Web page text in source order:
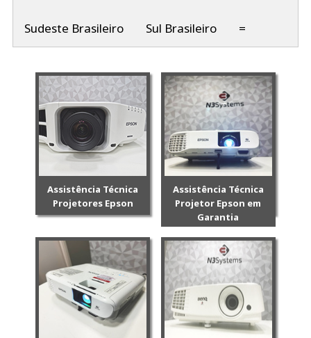
Sudeste Brasileiro Sul Brasileiro =
Assistência Técnica
Projetores Epson
Assistência Técnica
Projetor Epson em
Garantia